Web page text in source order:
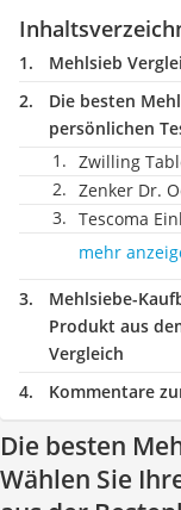
Mehlsieb
Die besten
persönlichen
Zwilling
Zenker Dr.
Tescoma
mehr
Mehlsiebe-
Produkt aus
Vergleich
Kommentare
Die besten
Wählen Sie